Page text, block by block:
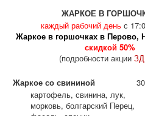
ЖАРКОЕ В
каждый рабочий день с
Жаркое в горшочках в Перово,
скидкой 50%
(подробности акции
Жаркое со свининой
картофель, свинина, лук,
морковь, болгарский Перец,